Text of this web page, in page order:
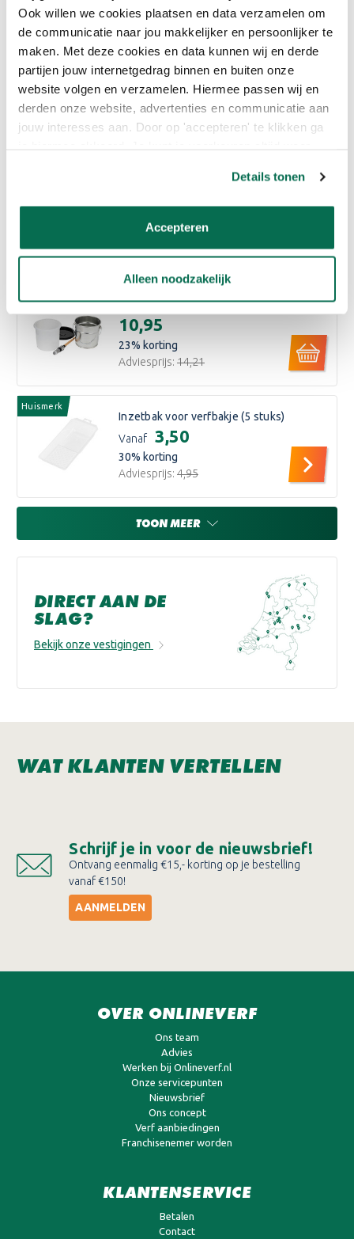
Ook willen we cookies plaatsen en data verzamelen om
de communicatie naar jou makkelijker en persoonlijker te
maken. Met deze cookies en data kunnen wij en derde
partijen jouw internetgedrag binnen en buiten onze
website volgen en verzamelen. Hiermee passen wij en
derden onze website, advertenties en communicatie aan
jouw interesses aan. Door op 'accepteren' te klikken ga
Details tonen
Accepteren
Alleen noodzakelijk
Eigenschappen
Reviews
€2,27
% korting
Adviesprijs:€2,67
Verfkwast + Strijkvaatjes set
€10,95
23% korting
Adviesprijs: €14,21
Huismerk
Inzetbak voor verfbakje (5 stuks)
Vanaf
€3,50
30% korting
Adviesprijs: €4,95
TOON MEER
DIRECT AAN DE
SLAG?
Bekijk onze vestigingen
WAT KLANTEN VERTELLEN
Schrijf je in voor de nieuwsbrief!
Ontvang eenmalig €15,- korting op je bestelling
vanaf €150!
AANMELDEN
OVER ONLINEVERF
Ons team
Advies
Werken bij Onlineverf.nl
Onze servicepunten
Nieuwsbrief
Ons concept
Verf aanbiedingen
Franchisenemer worden
KLANTENSERVICE
Betalen
Contact